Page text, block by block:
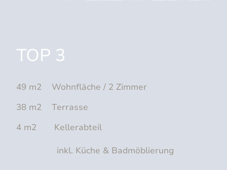
TOP 3
49 m2 Wohnfläche / 2 Zimmer
38 m2 Terrasse
4 m2 Kellerabteil
inkl. Küche & Badmöblierung